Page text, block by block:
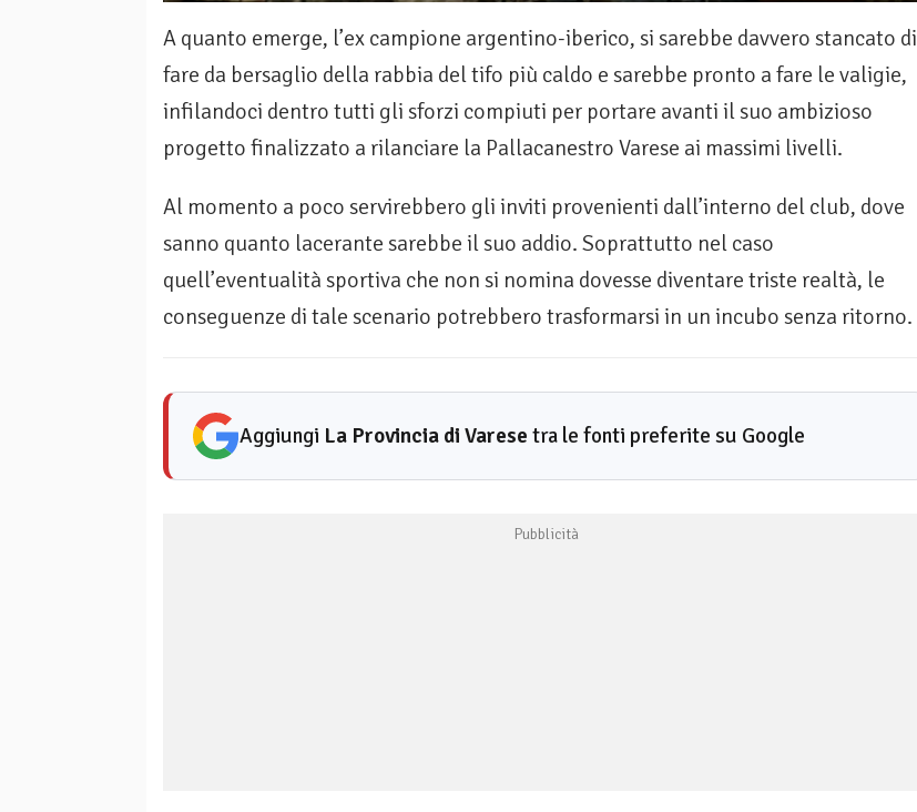
A quanto emerge, l’ex campione argentino-iberico, si sarebbe davvero stancato di
fare da bersaglio della rabbia del tifo più caldo e sarebbe pronto a fare le valigie,
infilandoci dentro tutti gli sforzi compiuti per portare avanti il suo ambizioso
progetto finalizzato a rilanciare la Pallacanestro Varese ai massimi livelli.
Al momento a poco servirebbero gli inviti provenienti dall’interno del club, dove
sanno quanto lacerante sarebbe il suo addio. Soprattutto nel caso
quell’eventualità sportiva che non si nomina dovesse diventare triste realtà, le
conseguenze di tale scenario potrebbero trasformarsi in un incubo senza ritorno.
Aggiungi La Provincia di Varese tra le fonti preferite su Google